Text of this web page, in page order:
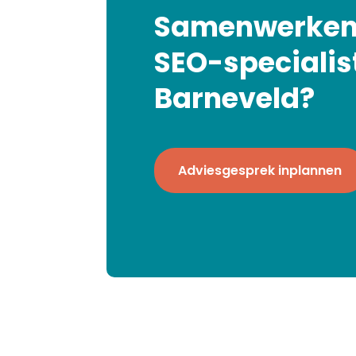
SEO-
Barneveld?
Adviesgesprek inplannen